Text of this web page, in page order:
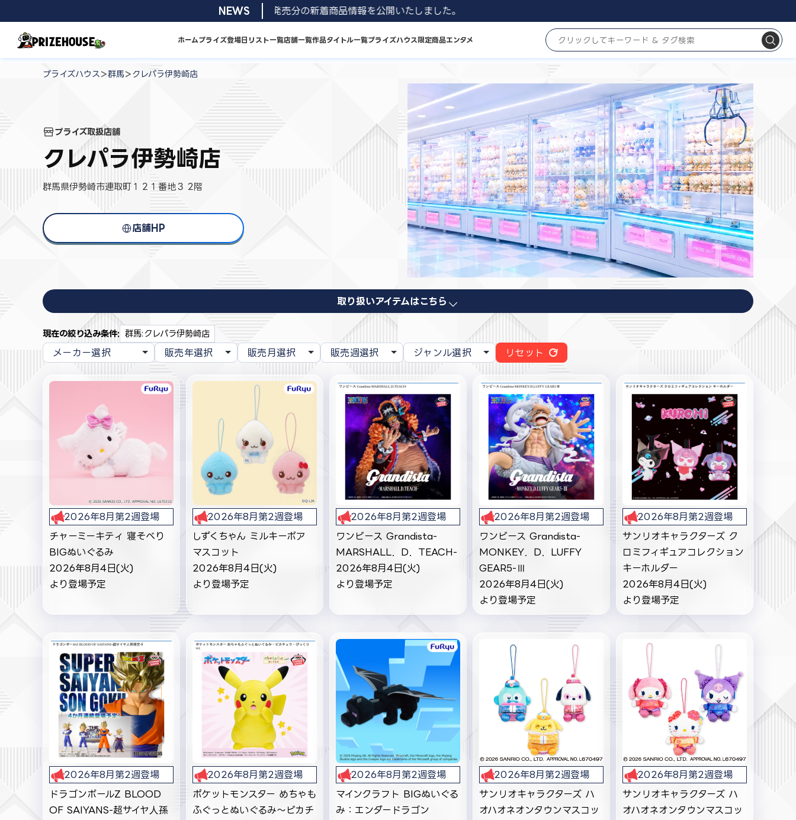
ン
NEWS
2026/08/01 8月発売分の新着商品情報を公開いたしました。
プ
ホームプライズ登場日リスト一覧店舗一覧作品タイトル一覧プライズハウス限定商品エンタメ
プライズハウス >群馬 > クレパラ伊勢崎店
プライズ取扱店舗
クレパラ伊勢崎店
群馬県伊勢崎市連取町１２１番地３ 2階
店舗HP
取り扱いアイテムはこちら
現在の絞り込み条件: 群馬:クレパラ伊勢崎店
リセット
2026年8月第2週登場
チャーミーキティ 寝そべり
BIGぬいぐるみ
2026年8月4日(火)
より登場予定
2026年8月第2週登場
しずくちゃん ミルキーボア
マスコット
2026年8月4日(火)
より登場予定
2026年8月第2週登場
ワンピース Grandista-
MARSHALL．D．TEACH-
2026年8月4日(火)
より登場予定
2026年8月第2週登場
ワンピース Grandista-
MONKEY．D．LUFFY
GEAR5-Ⅲ
2026年8月4日(火)
より登場予定
2026年8月第2週登場
サンリオキャラクターズ ク
ロミフィギュアコレクション
キーホルダー
2026年8月4日(火)
より登場予定
2026年8月第2週登場
ドラゴンボールZ BLOOD
OF SAIYANS-超サイヤ人孫
2026年8月第2週登場
ポケットモンスター めちゃも
ふぐっとぬいぐるみ～ピカチ
2026年8月第2週登場
マインクラフト BIGぬいぐる
み：エンダードラゴン
2026年8月第2週登場
サンリオキャラクターズ ハ
オハオネオンタウンマスコッ
2026年8月第2週登場
サンリオキャラクターズ ハ
オハオネオンタウンマスコッ